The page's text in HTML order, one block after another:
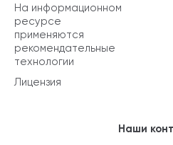
На информационном
ресурсе
применяются
рекомендательные
технологии
Лицензия
Наши